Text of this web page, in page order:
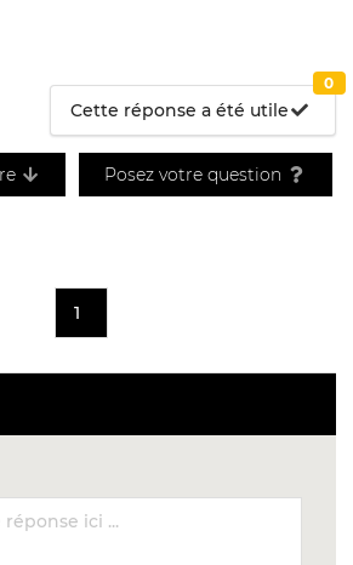
Cette réponse a été utile
0
Posez votre question
1